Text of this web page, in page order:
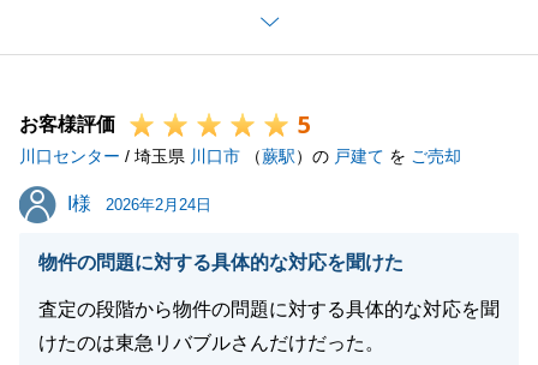
また何かお役に立てることがございましたら、お気軽
にお声がけください。
お客様評価 5
川口センター / 埼玉県 川口市 （蕨駅）の 戸建て を ご売却
I様
I様 2026年2月24日
物件の問題に対する具体的な対応を聞けた
査定の段階から物件の問題に対する具体的な対応を聞
けたのは東急リバブルさんだけだった。